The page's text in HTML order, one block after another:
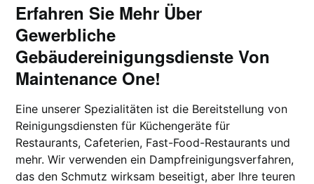
Erfahren Sie Mehr Über
Gewerbliche
Gebäudereinigungsdienste Von
Maintenance One!
Eine unserer Spezialitäten ist die Bereitstellung von
Reinigungsdiensten für Küchengeräte für
Restaurants, Cafeterien, Fast-Food-Restaurants und
mehr. Wir verwenden ein Dampfreinigungsverfahren,
das den Schmutz wirksam beseitigt, aber Ihre teuren